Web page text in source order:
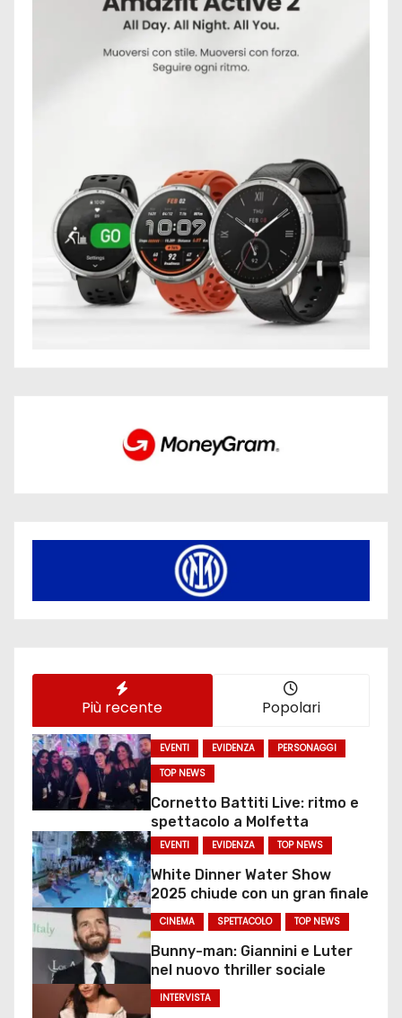
Più recente Popolari
EVENTI EVIDENZA
PERSONAGGI
TOP NEWS
Cornetto Battiti Live: ritmo e
spettacolo a Molfetta
EVENTI EVIDENZA TOP NEWS
White Dinner Water Show
2025 chiude con un gran finale
CINEMA SPETTACOLO TOP NEWS
Bunny-man: Giannini e Luter
nel nuovo thriller sociale
INTERVISTA